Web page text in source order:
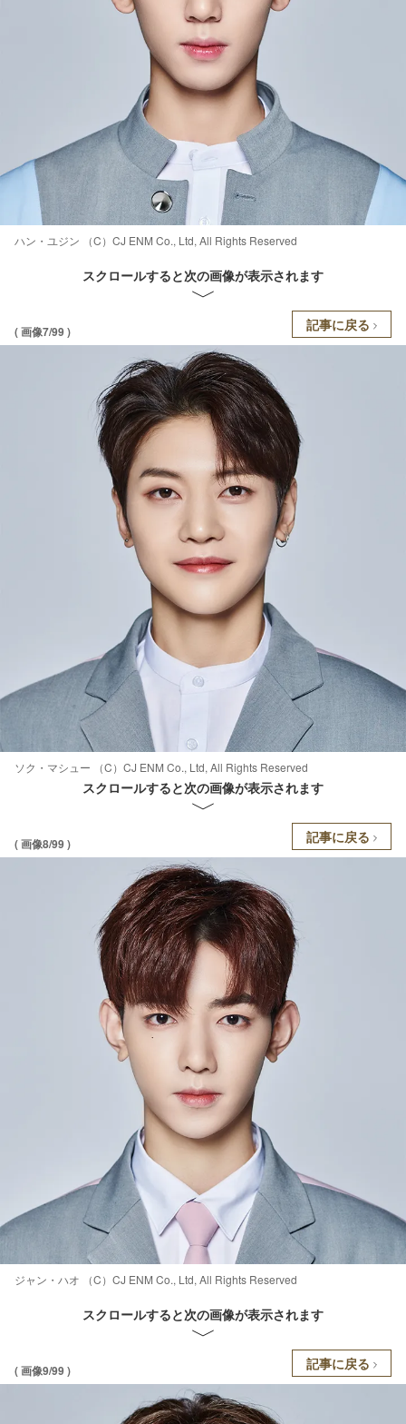
ハン・ユジン （C）CJ ENM Co., Ltd, All Rights Reserved
スクロールすると次の画像が表示されます
( 画像7/99 ) 記事に戻る
ソク・マシュー （C）CJ ENM Co., Ltd, All Rights Reserved
スクロールすると次の画像が表示されます
( 画像8/99 ) 記事に戻る
ジャン・ハオ （C）CJ ENM Co., Ltd, All Rights Reserved
スクロールすると次の画像が表示されます
( 画像9/99 ) 記事に戻る